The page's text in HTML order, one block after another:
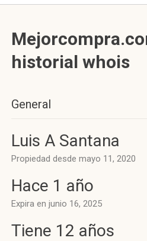
historial whois
General
Luis A Santana
Propiedad desde mayo 11, 2020
Hace 1 año
Expira en junio 16, 2025
Tiene 12 años